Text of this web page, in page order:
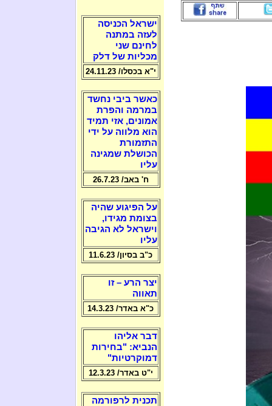
ישראל הכניסה
לעזה במתנה
לחינם שני
מכליות של דלק
י"א בכסלו/ 24.11.23
כאשר ביבי נחשד
במרמה והפרת
אמונים, אזי תמיד
הוא מלווה על ידי
התזמורת
הכושלת שמגינה
עליו
ח' באב/ 26.7.23
על הפיגוע שהיה
בצומת מגידו,
וישראל לא הגיבה
עליו
כ"ב בסיון/ 11.6.23
יצר הרע – זו
תאווה
כ"א באדר/ 14.3.23
דבר אליהו
הנביא: "בחירות
דמוקרטיות"
י"ט באדר/ 12.3.23
תכנית לרפורמה